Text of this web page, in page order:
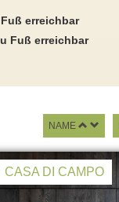
erreichbar
Fuß erreichbar
NAME
CASA DI CAMPO